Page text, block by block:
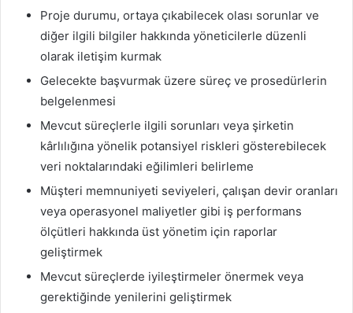
Proje durumu, ortaya çıkabilecek olası sorunlar ve
diğer ilgili bilgiler hakkında yöneticilerle düzenli
olarak iletişim kurmak
Gelecekte başvurmak üzere süreç ve prosedürlerin
belgelenmesi
Mevcut süreçlerle ilgili sorunları veya şirketin
kârlılığına yönelik potansiyel riskleri gösterebilecek
veri noktalarındaki eğilimleri belirleme
Müşteri memnuniyeti seviyeleri, çalışan devir oranları
veya operasyonel maliyetler gibi iş performans
ölçütleri hakkında üst yönetim için raporlar
geliştirmek
Mevcut süreçlerde iyileştirmeler önermek veya
gerektiğinde yenilerini geliştirmek